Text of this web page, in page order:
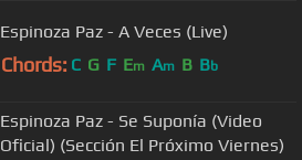
Espinoza Paz - A Veces (Live)
Chords: C G F Em Am B Bb
Espinoza Paz - Se Suponía (Video
Oficial) (Sección El Próximo Viernes)